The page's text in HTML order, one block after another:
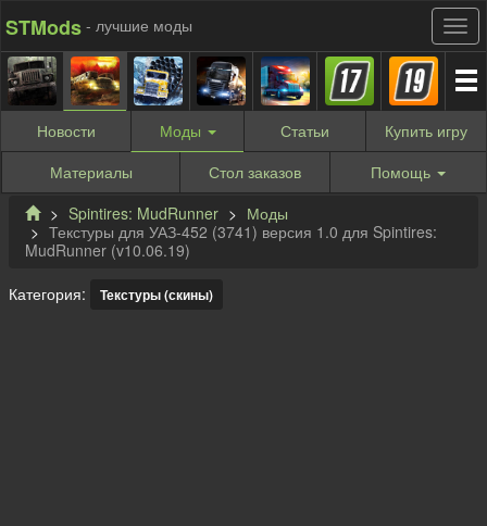
STMods - лучшие моды
Новости Моды Статьи Купить игру
Материалы
Стол заказов
Помощь
Spintires: MudRunner
Моды
Текстуры для УАЗ-452 (3741) версия 1.0 для Spintires:
MudRunner (v10.06.19)
Категория: Текстуры (скины)